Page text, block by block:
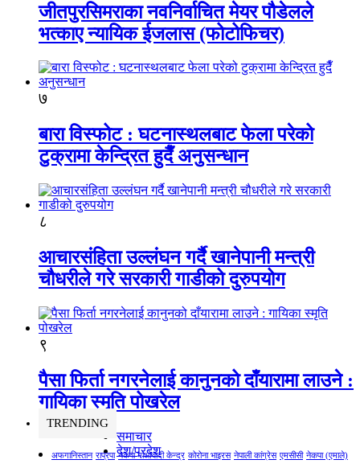
जीतपुरसिमराका नवनिर्वाचित मेयर पौडेलले
भत्काए न्यायिक ईजलास (फोटोफिचर)
७
बारा विस्फोट : घटनास्थलबाट फेला परेको
टुक्रामा केन्द्रित हुदैँ अनुसन्धान
८
आचारसंहिता उल्लंघन गर्दै खानेपानी मन्त्री
चौधरीले गरे सरकारी गाडीको दुरुपयोग
९
पैसा फिर्ता नगरनेलाई कानुनको दाँयारामा लाउने :
गायिका स्‍मृति पोखरेल
TRENDING
अफगानिस्तान राप्रपा नेकपा माओवादी केन्द्र कोरोना भाइरस नेपाली कांग्रेस एमसीसी नेकपा (एमाले)
समाचार
देश/प्रदेश